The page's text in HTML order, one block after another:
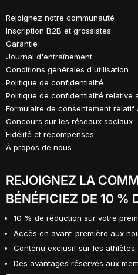
Rejoignez notre communauté
Inscription B2B et grossistes
Garantie
Journal d'entraînement
Conditions générales d'utilisation
Politique de confidentialité
Politique de confidentialité relative
Formulaire de consentement relatif
Concours sur les réseaux sociaux
Fidélité et récompenses
À propos de nous
REJOIGNEZ LA
BÉNÉFICIEZ DE 10 %
10 % de réduction sur votre
Accès en avant-première aux
Contenu exclusif sur les athlètes
Des avantages réservés aux